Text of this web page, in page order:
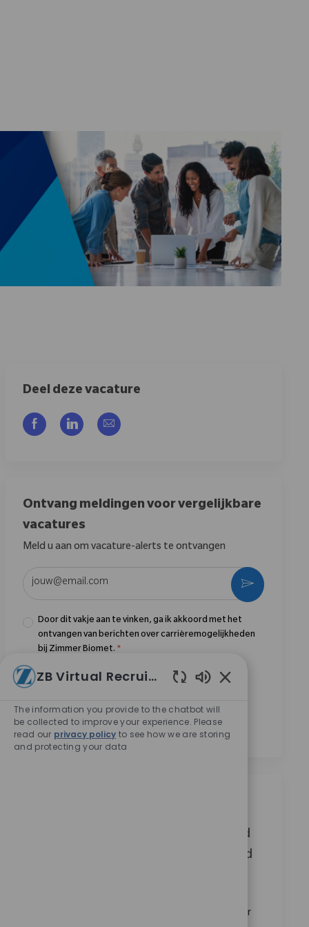
Deel deze vacature
Delen via Facebook
Delen via LinkedIn
Delen via e-mail
Ontvang meldingen voor vergelijkbare
vacatures
Meld u aan om vacature-alerts te ontvangen
Door dit vakje aan te vinken, ga ik akkoord met het
ontvangen van berichten over carrièremogelijkheden
bij Zimmer Biomet. *
Door dit vakje aan te vinken, ga ik akkoord met de
verwerking van mijn persoonsgegevens voor
Privacybeleid. *
Activeren
Sales Representative (m/w/d) Knie- und
Hüftendoprothetik - Zentraldeutschland
Wir suchen einen engagierten Vertriebsmitarbeiter
ZB Virtual Recruiter
The information you provide to the chatbot will
be collected to improve your experience. Please
read our privacy policy to see how we are storing
and protecting your data